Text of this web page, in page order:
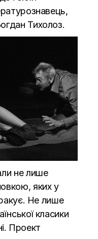
Тихолоз.
не лише
яких у
Не лише
класики
Проект